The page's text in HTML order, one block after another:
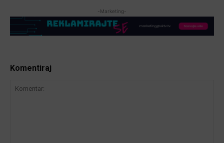
-Marketing-
Komentiraj